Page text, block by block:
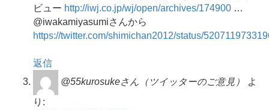
ビュー http://iwj.co.jp/wj/open/archives/174900 …
@iwakamiyasumiさんから
https://twitter.com/shimichan2012/status/
返信
@55kurosukeさん（ツイッターのご意見）
よ
り: